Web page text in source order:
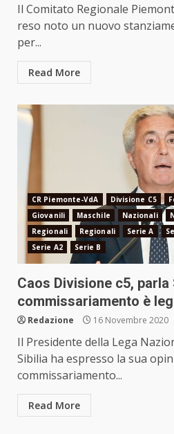
Il Comitato Regionale
reso noto un nuovo
per...
Read More
CR Piemonte-VdA Divisione C5
Giovanili
Maschile Nazionali
Regionali
Regionali Serie A
Serie A2
Serie B
Caos Divisione c5, parla
commissariamento è
Redazione 16 Novembre 2020
Il Presidente della Lega
Sibilia ha espresso la sua
commissariamento...
Read More